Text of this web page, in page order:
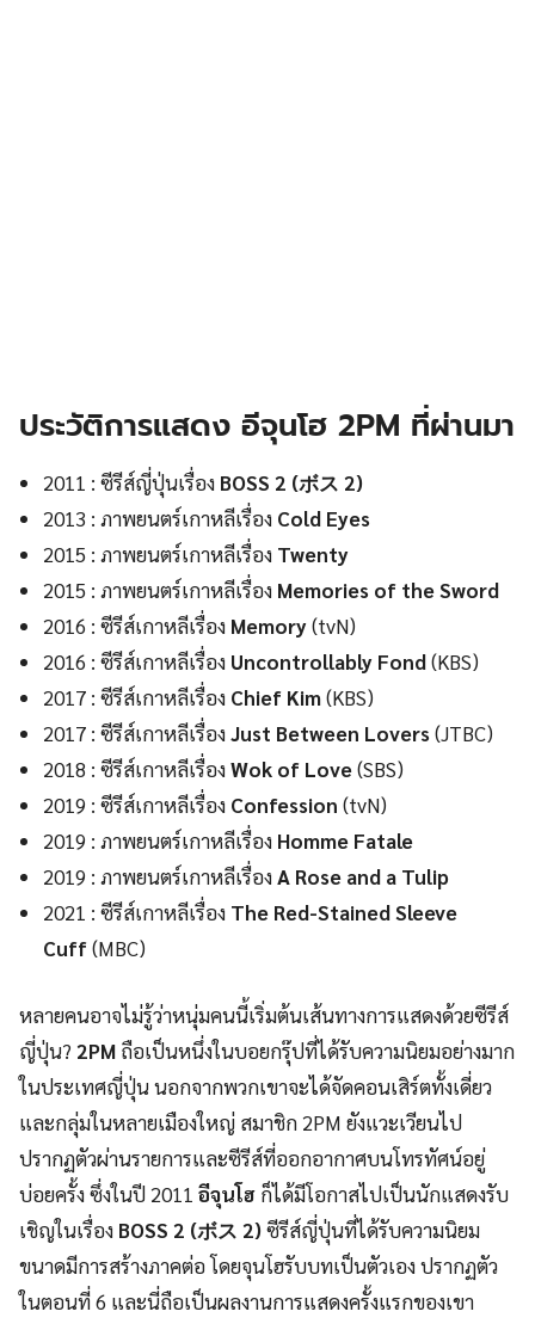
ประวัติการแสดง อีจุนโฮ 2PM ที่ผ่านมา
2011 : ซีรีส์ญี่ปุ่นเรื่อง BOSS 2 (ボス 2)
2013 : ภาพยนตร์เกาหลีเรื่อง Cold Eyes
2015 : ภาพยนตร์เกาหลีเรื่อง Twenty
2015 : ภาพยนตร์เกาหลีเรื่อง Memories of the Sword
2016 : ซีรีส์เกาหลีเรื่อง Memory(tvN)
2016 : ซีรีส์เกาหลีเรื่อง Uncontrollably Fond(KBS)
2017 : ซีรีส์เกาหลีเรื่อง Chief Kim(KBS)
2017 : ซีรีส์เกาหลีเรื่องJust Between Lovers(JTBC)
2018 : ซีรีส์เกาหลีเรื่องWok of Love(SBS)
2019 : ซีรีส์เกาหลีเรื่อง Confession (tvN)
2019 : ภาพยนตร์เกาหลีเรื่อง Homme Fatale
2019 : ภาพยนตร์เกาหลีเรื่องA Rose and a Tulip
2021 : ซีรีส์เกาหลีเรื่อง The Red-Stained Sleeve
Cuff(MBC)
หลายคนอาจไม่รู้ว่าหนุ่มคนนี้เริ่มต้นเส้นทางการแสดงด้วยซีรีส์
ญี่ปุ่น? 2PM ถือเป็นหนึ่งในบอยกรุ๊ปที่ได้รับความนิยมอย่างมาก
ในประเทศญี่ปุ่น นอกจากพวกเขาจะได้จัดคอนเสิร์ตทั้งเดี่ยว
และกลุ่มในหลายเมืองใหญ่ สมาชิก 2PM ยังแวะเวียนไป
ปรากฏตัวผ่านรายการและซีรีส์ที่ออกอากาศบนโทรทัศน์อยู่
บ่อยครั้ง ซึ่งในปี 2011 อีจุนโฮ ก็ได้มีโอกาสไปเป็นนักแสดงรับ
เชิญในเรื่อง BOSS 2 (ボス 2)ซีรีส์ญี่ปุ่นที่ได้รับความนิยม
ขนาดมีการสร้างภาคต่อ โดยจุนโฮรับบทเป็นตัวเอง ปรากฏตัว
ในตอนที่ 6 และนี่ถือเป็นผลงานการแสดงครั้งแรกของเขา